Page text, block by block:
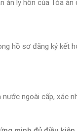
án ly hôn của Tòa án
hồ sơ đăng ký kết
ngoài cấp, xác